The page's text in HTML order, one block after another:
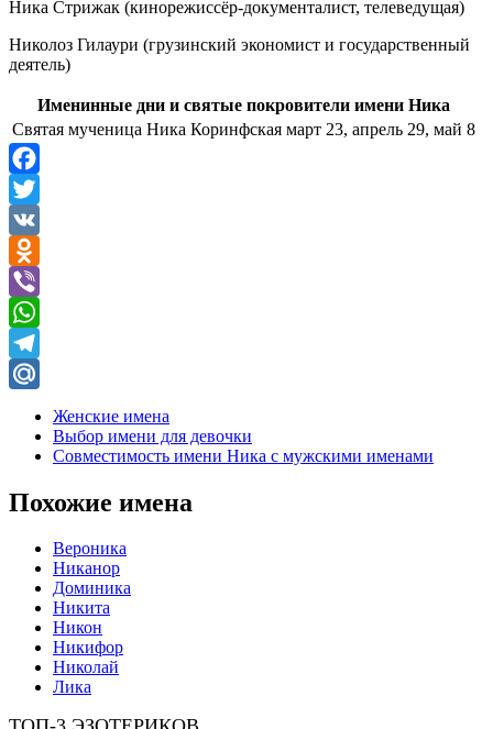
Ника Стрижак (кинорежиссёр-документалист, телеведущая)
Николоз Гилаури (грузинский экономист и государственный
деятель)
Именинные дни и святые покровители имени Ника
Святая мученица Ника Коринфская март 23, апрель 29, май 8
Facebook
Twitter
VK
Odnoklassniki
Viber
WhatsApp
Telegram
Женские имена
Выбор имени для девочки
Совместимость имени Ника с мужскими именами
Похожие имена
Вероника
Никанор
Доминика
Никита
Никон
Никифор
Николай
Лика